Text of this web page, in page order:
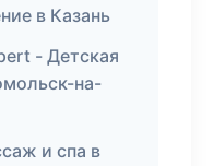
в Казань
- Детская
на-
и спа в